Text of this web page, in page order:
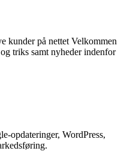
kunder på nettet Velkommen
triks samt nyheder indenfor
opdateringer, WordPress,